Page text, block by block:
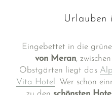
Urlauben
Eingebettet in die
von Meran,
Obstgärten liegt das
Vita Hotel . Wer schon